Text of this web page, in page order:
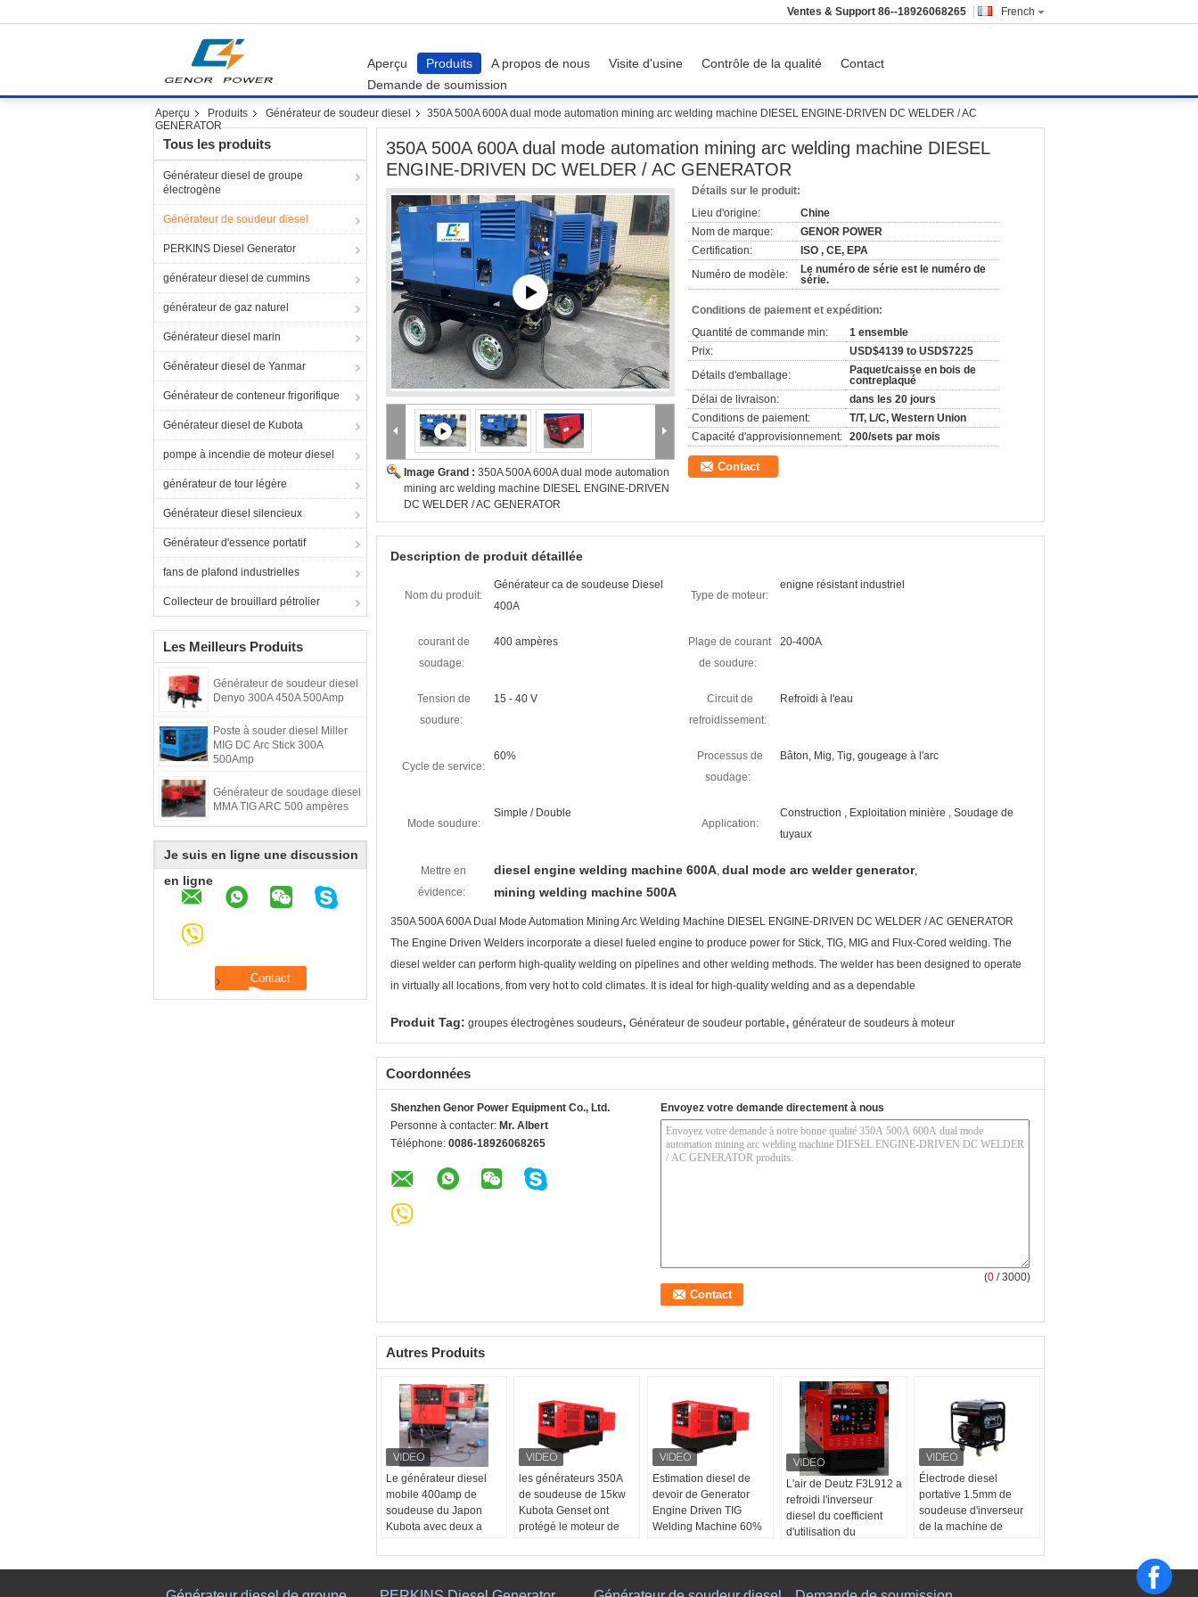
French
Ventes & Support 86--18926068265
Aperçu Produits A propos de nous Visite d'usine Contrôle de la qualité
Contact
Demande de soumission
Aperçu Produits Générateur de soudeur diesel
350A 500A 600A dual mode automation mining arc welding machine DIESEL ENGINE-DRIVEN DC WELDER / AC
GENERATOR
Tous les produits
Générateur diesel de groupe
électrogène
Générateur de soudeur diesel
PERKINS Diesel Generator
générateur diesel de cummins
générateur de gaz naturel
Générateur diesel marin
Générateur diesel de Yanmar
Générateur de conteneur frigorifique
Générateur diesel de Kubota
pompe à incendie de moteur diesel
générateur de tour légère
Générateur diesel silencieux
Générateur d'essence portatif
fans de plafond industrielles
Collecteur de brouillard pétrolier
Les Meilleurs Produits
Générateur de soudeur diesel
Denyo 300A 450A 500Amp
Poste à souder diesel Miller
MIG DC Arc Stick 300A
500Amp
Générateur de soudage diesel
MMA TIG ARC 500 ampères
Je suis en ligne une discussion
en ligne
350A 500A 600A dual mode automation mining arc welding machine DIESEL
ENGINE-DRIVEN DC WELDER / AC GENERATOR
Image Grand : 350A 500A 600A dual mode automation
mining arc welding machine DIESEL ENGINE-DRIVEN
DC WELDER / AC GENERATOR
Détails sur le produit:
Lieu d'origine:
Chine
Nom de marque:
GENOR POWER
Certification:
ISO , CE, EPA
Numéro de modèle:
Le numéro de série est le numéro de
série.
Conditions de paiement et expédition:
Quantité de commande min:
1 ensemble
Prix:
USD$4139 to USD$7225
Détails d'emballage:
Paquet/caisse en bois de
contreplaqué
Délai de livraison:
dans les 20 jours
Conditions de paiement:
T/T, L/C, Western Union
Capacité d'approvisionnement: 200/sets par mois
Contact
Description de produit détaillée
Nom du produit:
Générateur ca de soudeuse Diesel
400A
Type de moteur:
enigne résistant industriel
courant de
soudage:
400 ampères
Plage de courant
de soudure:
20-400A
Tension de
soudure:
15 - 40 V
Circuit de
refroidissement:
Refroidi à l'eau
Cycle de service:
60%
Processus de
soudage:
Bâton, Mig, Tig, gougeage à l'arc
Mode soudure:
Simple / Double
Application:
Construction , Exploitation minière , Soudage de
tuyaux
Mettre en
évidence:
diesel engine welding machine 600A, dual mode arc welder generator,
mining welding machine 500A
350A 500A 600A Dual Mode Automation Mining Arc Welding Machine DIESEL ENGINE-DRIVEN DC WELDER / AC GENERATOR
The Engine Driven Welders incorporate a diesel fueled engine to produce power for Stick, TIG, MIG and Flux-Cored welding. The
diesel welder can perform high-quality welding on pipelines and other welding methods. The welder has been designed to operate
in virtually all locations, from very hot to cold climates. It is ideal for high-quality welding and as a dependable
Produit Tag: groupes électrogènes soudeurs, Générateur de soudeur portable, générateur de soudeurs à moteur
Coordonnées
Shenzhen Genor Power Equipment Co., Ltd.
Personne à contacter: Mr. Albert
Téléphone: 0086-18926068265
Envoyez votre demande directement à nous
(0 / 3000)
Autres Produits
Le générateur diesel
mobile 400amp de
soudeuse du Japon
Kubota avec deux a
soudure à l'arc
les générateurs 350A
de soudeuse de 15kw
Kubota Genset ont
protégé le moteur de
à l'arc électrique en
Nom du produit:
Estimation diesel de
devoir de Generator
Engine Driven TIG
Welding Machine 60%
500A de C.C de MIG
Générateur wedling de
L'air de Deutz F3L912 a
refroidi l'inverseur
diesel du coefficient
d'utilisation du
Électrode diesel
portative 1.5mm de
soudeuse d'inverseur
de la machine de
3kw à 5mm 30V
diesel de soudure du